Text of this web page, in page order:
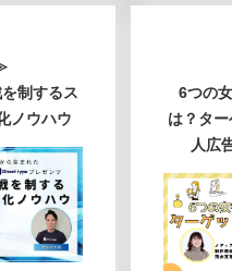
制するス
ノウハウ
6つの
は？タ
人広